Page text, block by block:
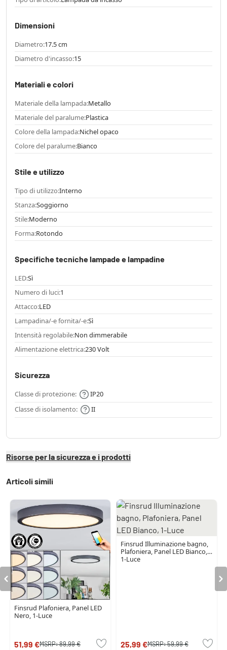
Dimensioni
Diametro:17.5 cm
Diametro d'incasso:15
Materiali e colori
Materiale della lampada:Metallo
Materiale del paralume:Plastica
Colore della lampada:Nichel opaco
Colore del paralume:Bianco
Stile e utilizzo
Tipo di utilizzo:Interno
Stanza:Soggiorno
Stile:Moderno
Forma:Rotondo
Specifiche tecniche lampade e lampadine
LED:Sì
Numero di luci:1
Attacco:LED
Lampadina/-e fornita/-e:Sì
Intensità regolabile:Non dimmerabile
Alimentazione elettrica:230 Volt
Sicurezza
Classe di protezione:
IP20
Classe di isolamento:
II
Risorse per la sicurezza e i prodotti
Articoli simili
Finsrud Plafoniera, Panel LED
Nero, 1-Luce
51,99 €MSRP:89,99 €
Finsrud Illuminazione bagno,
Plafoniera, Panel LED Bianco,
1-Luce
25,99 €MSRP:59,99 €